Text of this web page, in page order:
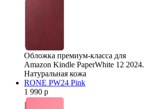
Обложка премиум-класса для
Amazon Kindle PaperWhite 12 2024.
Натуральная кожа
RONE PW24 Pink
1 990 р